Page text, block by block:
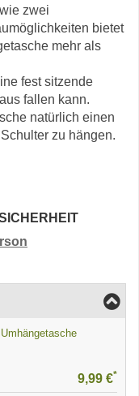
zwei
bietet
mehr als
fest sitzende
fallen kann.
natürlich einen
zu hängen.
9,99 €*